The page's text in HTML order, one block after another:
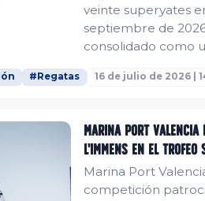
veinte superyates
septiembre de
consolidado como
excepcional de
#Regatas 16 de julio de 2026 |
Marina Port
L'Immens en el Trofeo
Marina Port
competición